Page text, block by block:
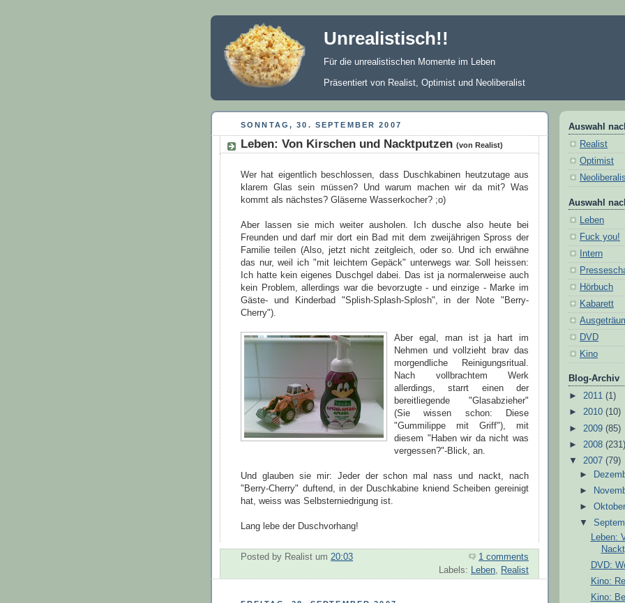
Unrealistisch!!
Für die unrealistischen Momente im Leben
Präsentiert von Realist, Optimist und Neoliberalist
SONNTAG, 30. SEPTEMBER 2007
Leben: Von Kirschen und Nacktputzen (von Realist)
Wer hat eigentlich beschlossen, dass Duschkabinen heutzutage aus
klarem Glas sein müssen? Und warum machen wir da mit? Was
kommt als nächstes? Gläserne Wasserkocher? ;o)
Aber lassen sie mich weiter ausholen. Ich dusche also heute bei
Freunden und darf mir dort ein Bad mit dem zweijährigen Spross der
Familie teilen (Also, jetzt nicht zeitgleich, oder so. Und ich erwähne
das nur, weil ich "mit leichtem Gepäck" unterwegs war. Soll heissen:
Ich hatte kein eigenes Duschgel dabei. Das ist ja normalerweise auch
kein Problem, allerdings war die bevorzugte - und einzige - Marke im
Gäste- und Kinderbad "Splish-Splash-Splosh", in der Note "Berry-
Cherry").
Aber egal, man ist ja hart im
Nehmen und vollzieht brav das
morgendliche Reinigungsritual.
Nach vollbrachtem Werk
allerdings, starrt einen der
bereitliegende "Glasabzieher"
(Sie wissen schon: Diese
"Gummilippe mit Griff"), mit
diesem "Haben wir da nicht was
vergessen?"-Blick, an.
Und glauben sie mir: Jeder der schon mal nass und nackt, nach
"Berry-Cherry" duftend, in der Duschkabine kniend Scheiben gereinigt
hat, weiss was Selbsterniedrigung ist.
Lang lebe der Duschvorhang!
Posted by Realist um 20:03
1 comments
Labels: Leben, Realist
Auswahl
Realist
Optimist
Auswahl
Leben
Fuck you!
Intern
Hörbuch
Kabarett
DVD
Kino
Blog-Archiv
► 2011 (1)
► 2010 (10)
► 2009 (85)
► 2008 (231)
▼ 2007 (79)
►
►
►
▼
Leben:
DVD:
Kino:
Kino: